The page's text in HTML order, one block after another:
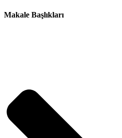
Makale Başlıkları